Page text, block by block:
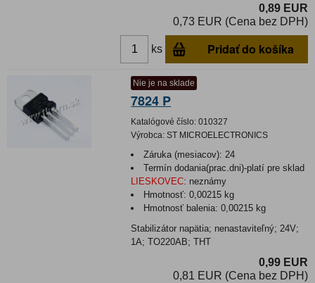
0,89 EUR
0,73 EUR (Cena bez DPH)
ks Pridať do košíka
Nie je na sklade
7824 P
Katalógové číslo: 010327
Výrobca: ST MICROELECTRONICS
Záruka (mesiacov): 24
Termín dodania(prac.dni)-platí pre sklad
LIESKOVEC: neznámy
Hmotnosť:0,00215 kg
Hmotnosť balenia:0,00215 kg
Stabilizátor napätia; nenastaviteľný; 24V;
1A; TO220AB; THT
0,99 EUR
0,81 EUR (Cena bez DPH)